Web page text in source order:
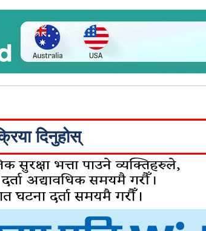
दिनुहोस्